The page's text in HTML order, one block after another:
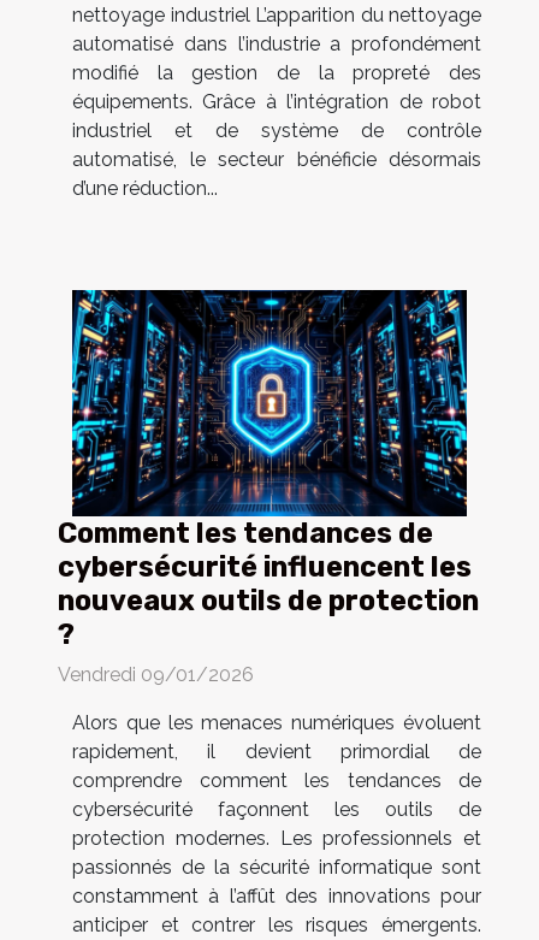
nettoyage industriel L’apparition du nettoyage
automatisé dans l’industrie a profondément
modifié la gestion de la propreté des
équipements. Grâce à l’intégration de robot
industriel et de système de contrôle
automatisé, le secteur bénéficie désormais
d’une réduction...
Comment les tendances de
cybersécurité influencent les
nouveaux outils de protection
?
Vendredi 09/01/2026
Alors que les menaces numériques évoluent
rapidement, il devient primordial de
comprendre comment les tendances de
cybersécurité façonnent les outils de
protection modernes. Les professionnels et
passionnés de la sécurité informatique sont
constamment à l’affût des innovations pour
anticiper et contrer les risques émergents.